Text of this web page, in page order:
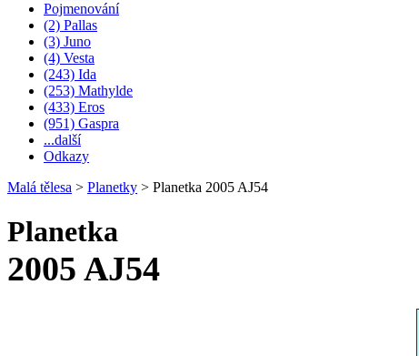
Pojmenování
(2) Pallas
(3) Juno
(4) Vesta
(243) Ida
(253) Mathylde
(433) Eros
(951) Gaspra
...další
Odkazy
Malá tělesa > Planetky > Planetka 2005 AJ54
Planetka
2005 AJ54